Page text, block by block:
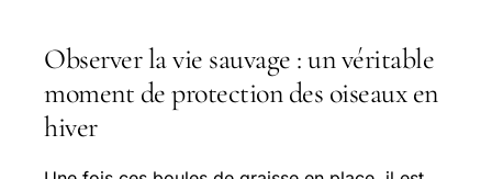
Observer la vie sauvage : un véritable
moment de protection des oiseaux en
hiver